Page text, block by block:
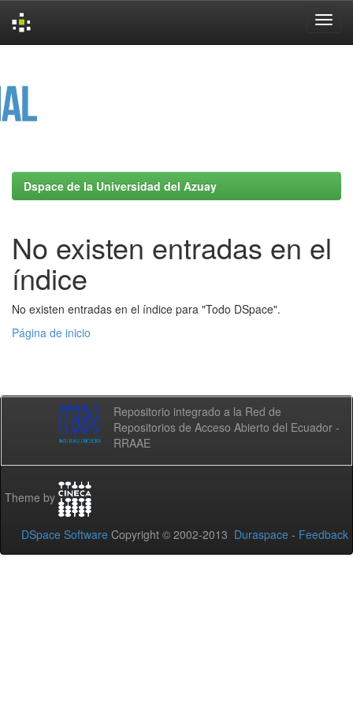
Dspace de la Universidad del Azuay
No existen entradas en el
índice
No existen entradas en el índice para "Todo DSpace".
Página de inicio
Repositorio integrado a la Red de
Repositorios de Acceso Abierto del Ecuador -
RRAAE
Theme by
DSpace Software Copyright © 2002-2013 Duraspace - Feedback